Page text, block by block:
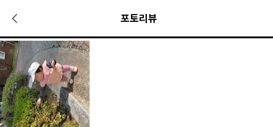
포토리뷰